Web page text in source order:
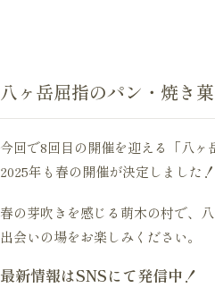
八ヶ岳屈指のパン・焼き
今回で8回目の開催を迎える「八ヶ
2025年も春の開催が決定しました！
春の芽吹きを感じる萌木の村で、
出会いの場をお楽しみください。
最新情報はSNSにて発信中！